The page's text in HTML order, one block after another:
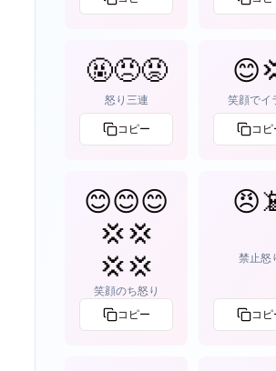
🤬😠😡
怒り三連
コピー
笑顔でイ
コピ
😊😊😊
💢💢
💢💢
笑顔のち怒り
コピー
禁止怒
コピ